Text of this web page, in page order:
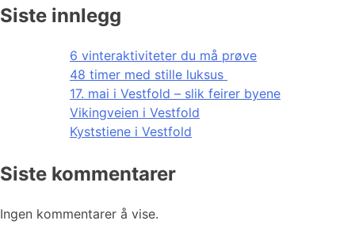
Siste innlegg
6 vinteraktiviteter du må prøve
48 timer med stille luksus
17. mai i Vestfold – slik feirer byene
Vikingveien i Vestfold
Kyststiene i Vestfold
Siste kommentarer
Ingen kommentarer å vise.